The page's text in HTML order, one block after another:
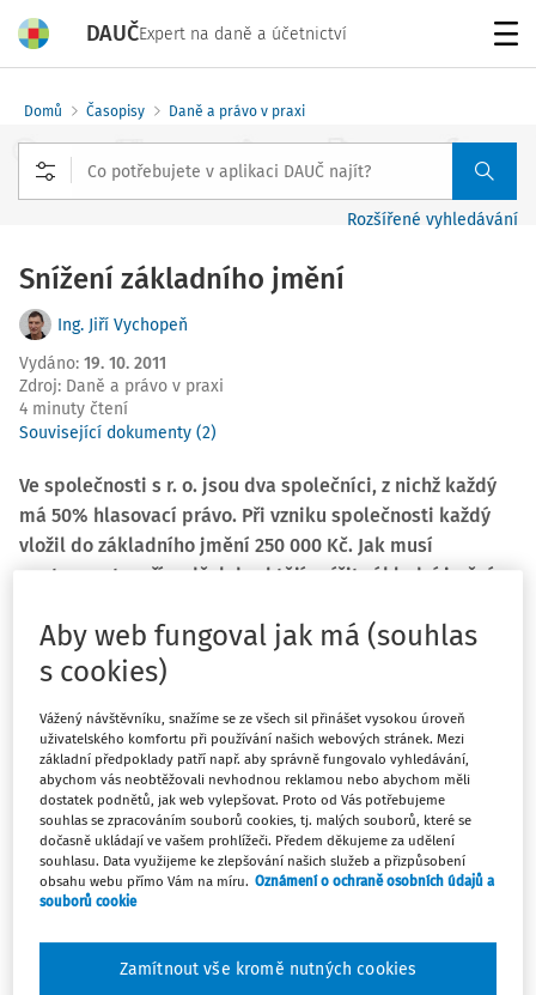
DAUČExpert na daně a účetnictví
Domů Časopisy Daně a právo v praxi
Rozšířené vyhledávání
Snížení základního jmění
Ing. Jiří Vychopeň
Vydáno: 19. 10. 2011
Zdroj: Daně a právo v praxi
4 minuty čtení
Související dokumenty (2)
Ve společnosti s r. o. jsou dva společníci, z nichž každý
má 50% hlasovací právo. Při vzniku společnosti každý
vložil do základního jmění 250 000 Kč. Jak musí
postupovat v případě, kdy chtějí snížit základní jmění
Související předpisy:
513/1991 Sb., obchodní zákoník, ve znění pozdějších
předpisů,
§ 23 odst. 4 písm. h)zákona č.586/1992 Sb., o daních z
příjmů, ve znění pozdějších předpisů.
V dotazu sice není uvedeno, jakým způsobem má v daném
případě dojít ke snížení základního kapitálu (nikoli
oběma společníkům, a to každému 150 000 Kč.
Aby web fungoval jak má (souhlas
s cookies)
Vážený návštěvníku, snažíme se ze všech sil přinášet vysokou úroveň
uživatelského komfortu při používání našich webových stránek. Mezi
základní předpoklady patří např. aby správně fungovalo vyhledávání,
abychom vás neobtěžovali nevhodnou reklamou nebo abychom měli
dostatek podnětů, jak web vylepšovat. Proto od Vás potřebujeme
souhlas se zpracováním souborů cookies, tj. malých souborů, které se
dočasně ukládají ve vašem prohlížeči. Předem děkujeme za udělení
souhlasu. Data využijeme ke zlepšování našich služeb a přizpůsobení
obsahu webu přímo Vám na míru. Oznámení o ochraně osobních údajů a
souborů cookie
Zamítnout vše kromě nutných cookies